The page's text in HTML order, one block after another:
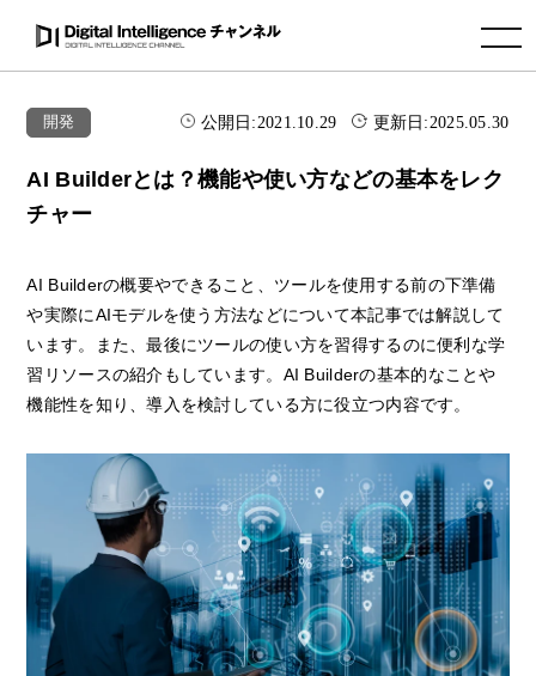
toggle navigation
開発 公開日:2021.10.29 更新日:2025.05.30
AI Builderとは？機能や使い方などの基本をレク
チャー
AI Builderの概要やできること、ツールを使用する前の下準備
や実際にAIモデルを使う方法などについて本記事では解説して
います。また、最後にツールの使い方を習得するのに便利な学
習リソースの紹介もしています。AI Builderの基本的なことや
機能性を知り、導入を検討している方に役立つ内容です。